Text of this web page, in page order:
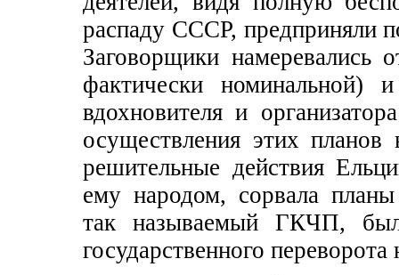
распаду СССР, предприняли
Заговорщики намеревались
фактически номинальной)
вдохновителя и
осуществления этих
решительные действия
ему народом, сорвала
так называемый ГКЧП,
государственного переворота